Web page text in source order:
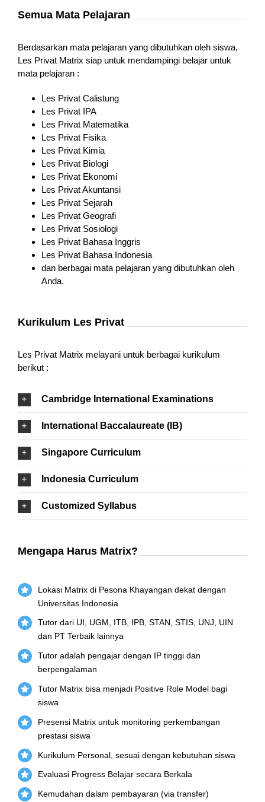
Semua Mata Pelajaran
Berdasarkan mata pelajaran yang dibutuhkan oleh siswa,
Les Privat Matrix siap untuk mendampingi belajar untuk
mata pelajaran :
Les Privat Calistung
Les Privat IPA
Les Privat Matematika
Les Privat Fisika
Les Privat Kimia
Les Privat Biologi
Les Privat Ekonomi
Les Privat Akuntansi
Les Privat Sejarah
Les Privat Geografi
Les Privat Sosiologi
Les Privat Bahasa Inggris
Les Privat Bahasa Indonesia
dan berbagai mata pelajaran yang dibutuhkan oleh
Anda.
Kurikulum Les Privat
Les Privat Matrix melayani untuk berbagai kurikulum
berikut :
Cambridge International Examinations
International Baccalaureate (IB)
Singapore Curriculum
Indonesia Curriculum
Customized Syllabus
Mengapa Harus Matrix?
Lokasi Matrix di Pesona Khayangan dekat dengan
Universitas Indonesia
Tutor dari UI, UGM, ITB, IPB, STAN, STIS, UNJ, UIN
dan PT Terbaik lainnya
Tutor adalah pengajar dengan IP tinggi dan
berpengalaman
Tutor Matrix bisa menjadi Positive Role Model bagi
siswa
Presensi Matrix untuk monitoring perkembangan
prestasi siswa
Kurikulum Personal, sesuai dengan kebutuhan siswa
Evaluasi Progress Belajar secara Berkala
Kemudahan dalam pembayaran (via transfer)